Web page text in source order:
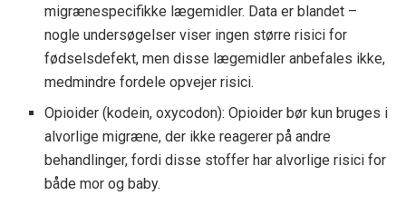
migrænespecifikke lægemidler. Data er blandet –
nogle undersøgelser viser ingen større risici for
fødselsdefekt, men disse lægemidler anbefales ikke,
medmindre fordele opvejer risici.
Opioider (kodein, oxycodon): Opioider bør kun bruges i
alvorlige migræne, der ikke reagerer på andre
behandlinger, fordi disse stoffer har alvorlige risici for
både mor og baby.